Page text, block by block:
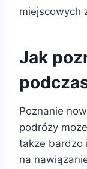
miejscowych
Jak
Poznanie
podróży
także bardzo
na